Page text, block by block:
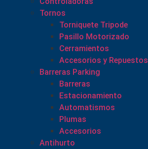
Tornos
Torniquete Tripode
Pasillo Motorizado
Cerramientos
Accesorios y Repuestos
Barreras Parking
Barreras
Estacionamiento
Automatismos
Plumas
Accesorios
Antihurto